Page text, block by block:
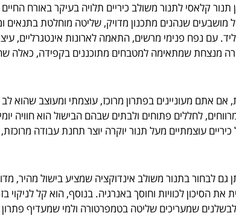
תנור קלאסי לתנור משולב כיריים תלויה בעיקר באורח
עם נפח פנימי מרשים, התאמה לארונות אינטגרליים,
מנצחת שמתאימה למטבחים מתוכננים בקפידה, כאלה
אם אתם מעוניינים בפתרון מרוכז, עוצמתי ומעוצב שהוא
לחללים פתוחים ולבתים שבהם הבישול הוא חוויה
עוצמתיים מעל תנור יוקרה יוצר תחנת עבודה
גם לבחור בתנור משולב אינדוקציה שמציע בישול מהיר,
הסיכון לכוויות וחוסך באנרגיה. בנוסף, הוא קל
שמעריכים שליטה בטמפרטורה ולמי שמעדיף פתרון